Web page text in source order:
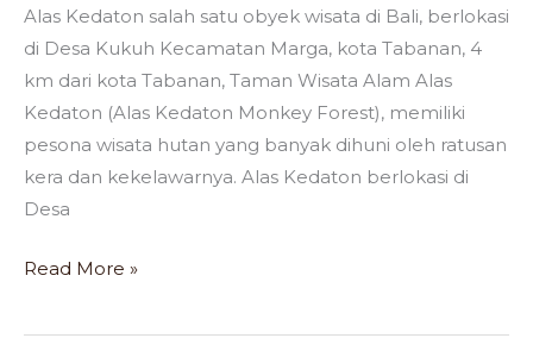
Alas Kedaton salah satu obyek wisata di Bali, berlokasi
di Desa Kukuh Kecamatan Marga, kota Tabanan, 4
km dari kota Tabanan, Taman Wisata Alam Alas
Kedaton (Alas Kedaton Monkey Forest), memiliki
pesona wisata hutan yang banyak dihuni oleh ratusan
kera dan kekelawarnya. Alas Kedaton berlokasi di
Desa
Read More »